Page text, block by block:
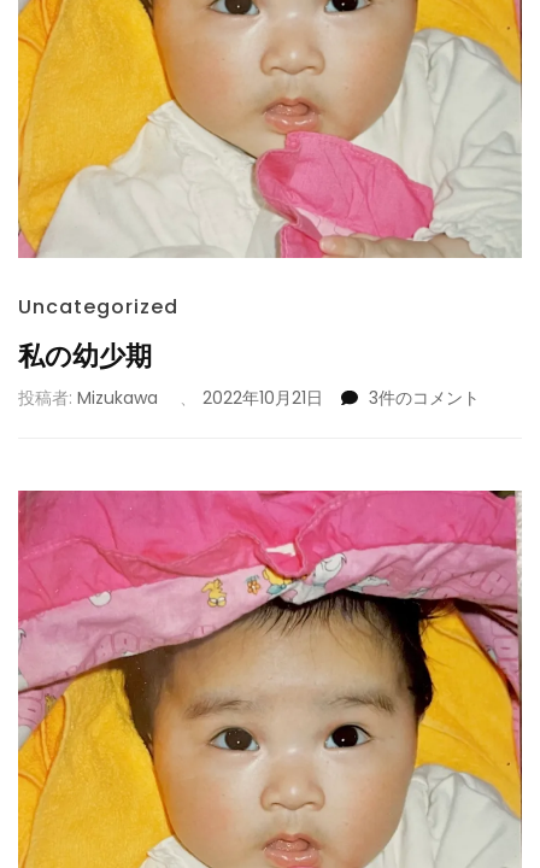
Uncategorized
私の幼少期
投稿者: Mizukawa 、 2022年10月21日
私
期
の
3件のコメント